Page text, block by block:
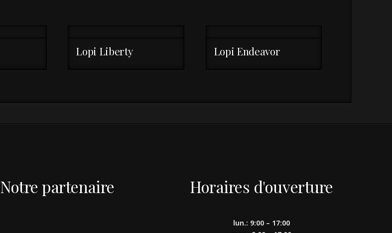
Lopi Liberty Lopi Endeavor
Notre partenaire Horaires d'ouverture
lun.: 9:00 – 17:00